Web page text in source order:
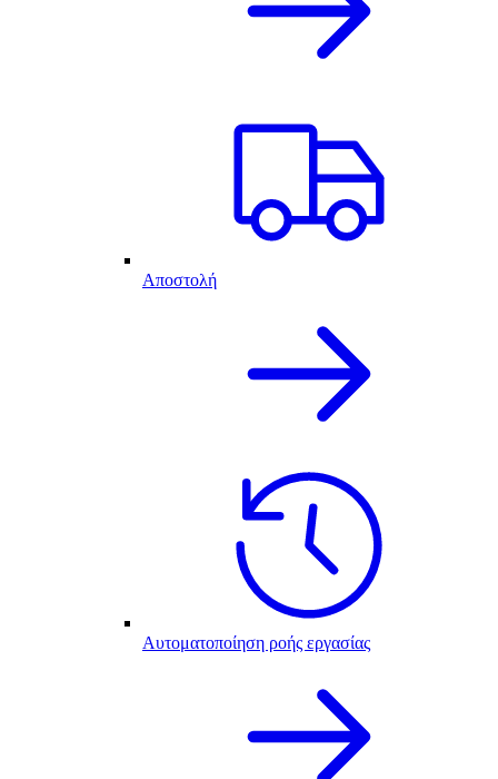
Αποστολή
Αυτοματοποίηση ροής εργασίας